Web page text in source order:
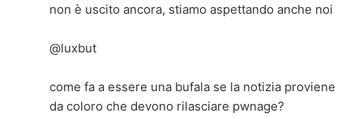
non è uscito ancora, stiamo aspettando anche noi
@luxbut
come fa a essere una bufala se la notizia proviene
da coloro che devono rilasciare pwnage?